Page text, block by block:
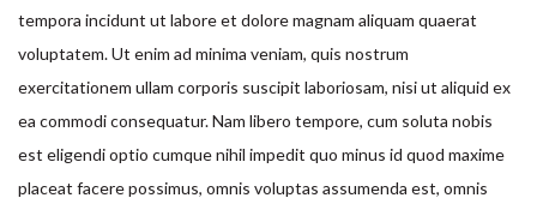
tempora incidunt ut labore et dolore magnam aliquam quaerat
voluptatem. Ut enim ad minima veniam, quis nostrum
exercitationem ullam corporis suscipit laboriosam, nisi ut aliquid ex
ea commodi consequatur. Nam libero tempore, cum soluta nobis
est eligendi optio cumque nihil impedit quo minus id quod maxime
placeat facere possimus, omnis voluptas assumenda est, omnis